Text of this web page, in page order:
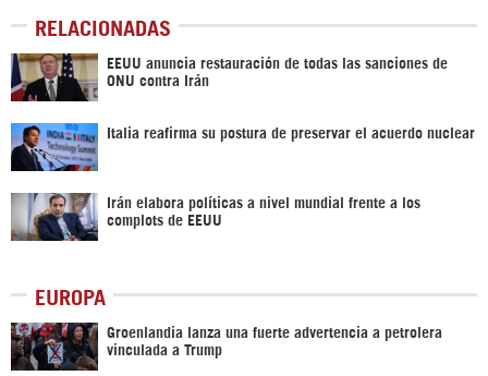
RELACIONADAS
EEUU anuncia restauración de todas las sanciones de
ONU contra Irán
Italia reafirma su postura de preservar el acuerdo nuclear
Irán elabora políticas a nivel mundial frente a los
complots de EEUU
EUROPA
Groenlandia lanza una fuerte advertencia a petrolera
vinculada a Trump